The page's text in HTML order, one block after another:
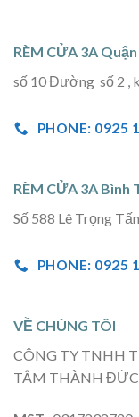
RÈM CỬA 3A
số 10 Đường số 2 ,
PHONE: 0925
RÈM CỬA 3A Bình
Số 588 Lê Trọng
PHONE: 0925
VỀ CHÚNG TÔI
CÔNG TY TNHH
TÂM THÀNH ĐỨC